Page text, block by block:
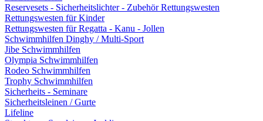
Reservesets - Sicherheitslichter - Zubehör Rettungswesten
Rettungswesten für Kinder
Rettungswesten für Regatta - Kanu - Jollen
Schwimmhilfen Dinghy / Multi-Sport
Jibe Schwimmhilfen
Olympia Schwimmhilfen
Rodeo Schwimmhilfen
Trophy Schwimmhilfen
Sicherheits - Seminare
Sicherheitsleinen / Gurte
Lifeline